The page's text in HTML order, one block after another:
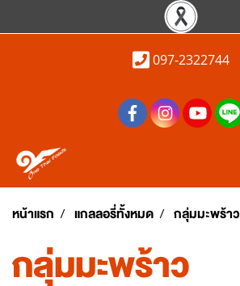
097-2322744
หน้าแรก แกลลอรี่ทั้งหมด กลุ่มมะพร้าว
กลุ่มมะพร้าว